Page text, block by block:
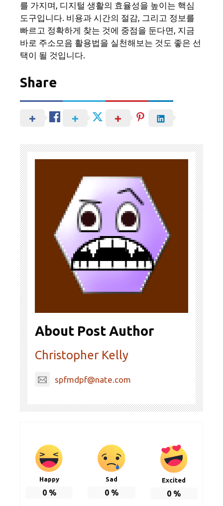
를 가지며, 디지털 생활의 효율성을 높이는 핵심
도구입니다. 비용과 시간의 절감, 그리고 정보를
빠르고 정확하게 찾는 것에 중점을 둔다면, 지금
바로 주소모음 활용법을 실천해보는 것도 좋은 선
택이 될 것입니다.
Share
About Post Author
Christopher Kelly
spfmdpf@nate.com
Happy
0%
Sad
0 %
Excited
0 %